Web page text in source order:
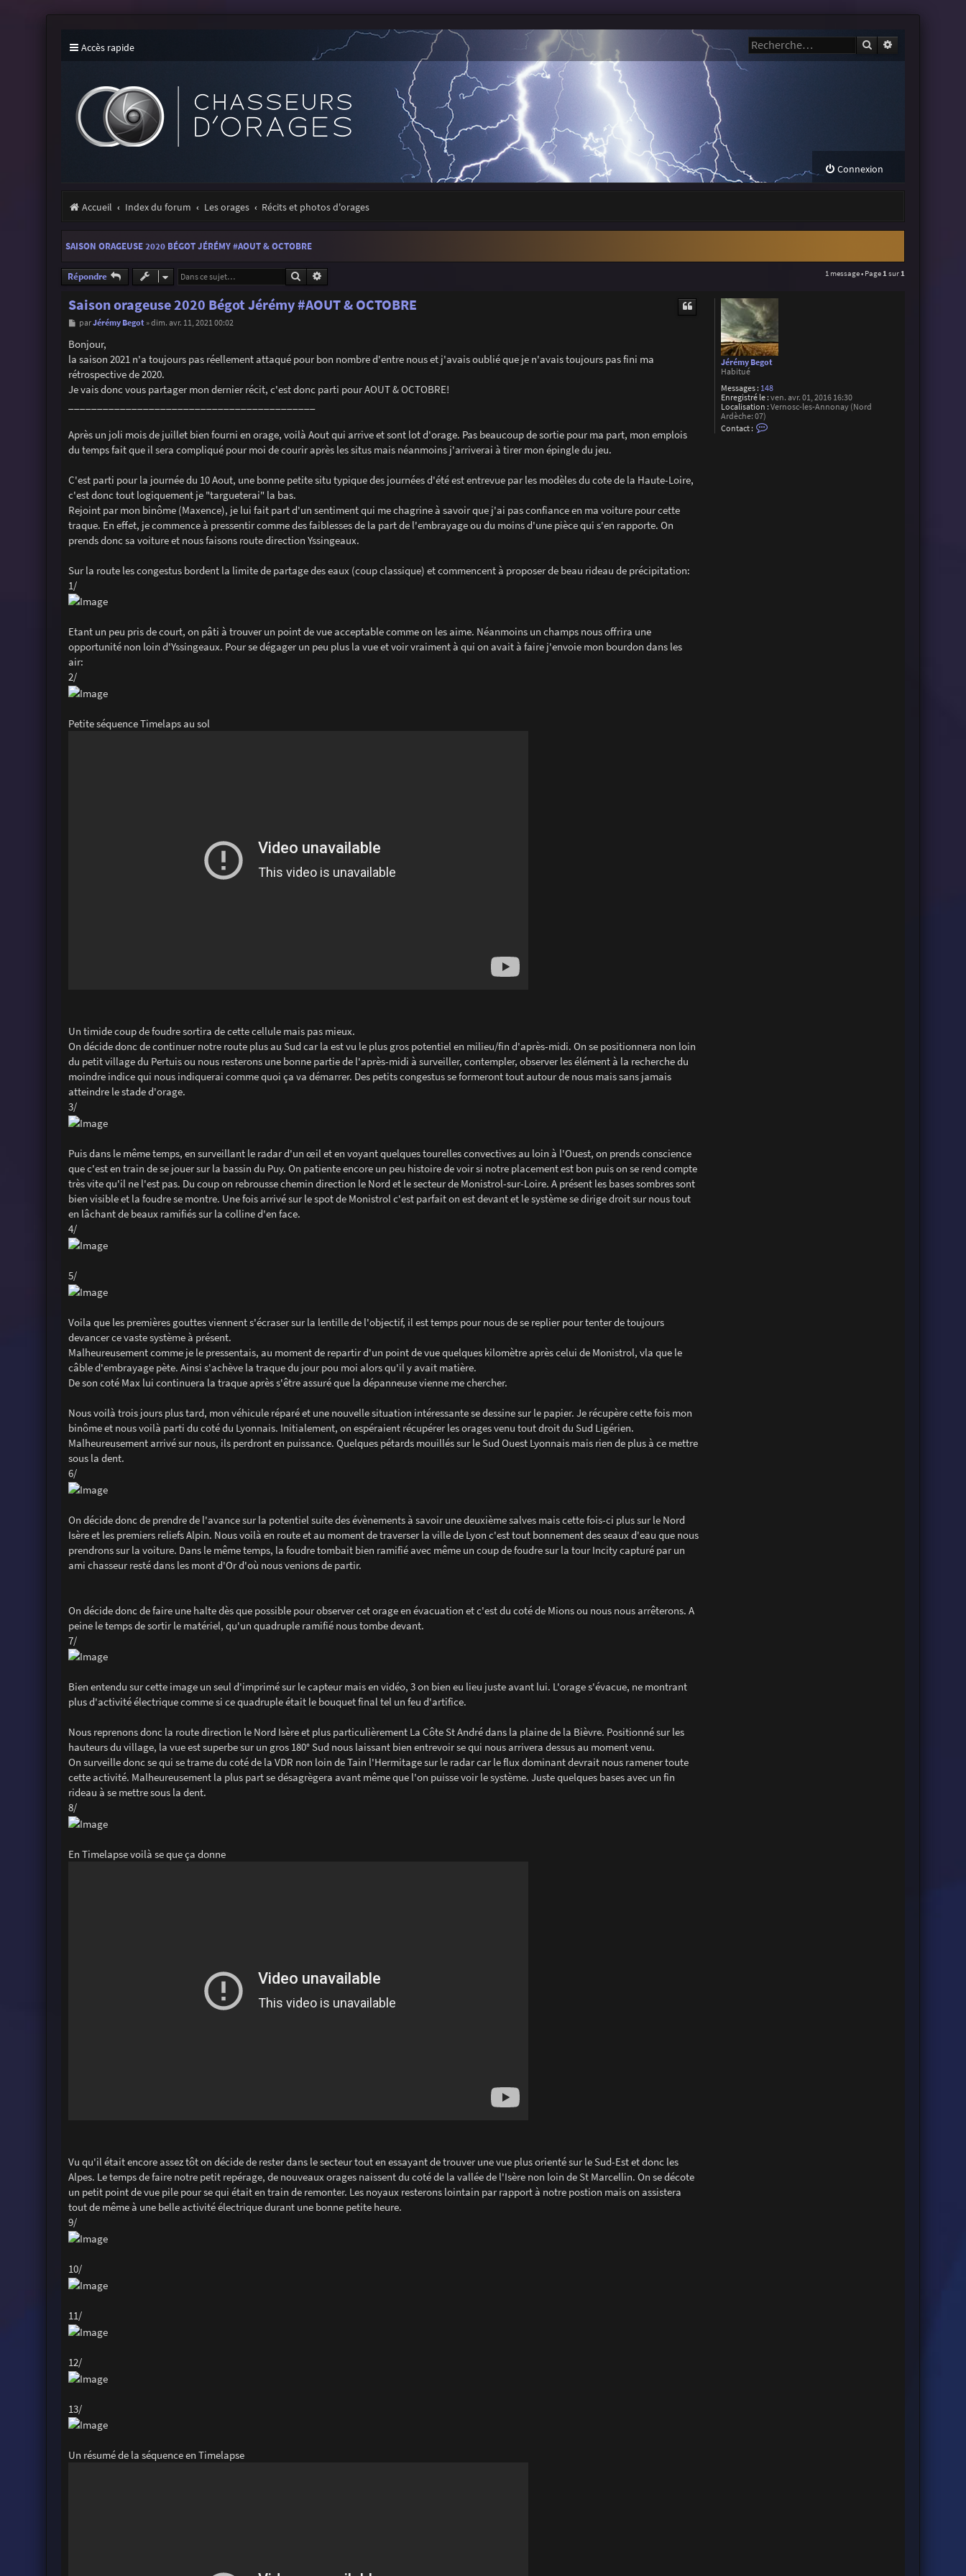
Accès rapide Rechercher
Connexion
Accueil Index du forum Les orages Récits et photos d'orages
SAISON ORAGEUSE 2020 BÉGOT JÉRÉMY #AOUT & OCTOBRE
Répondre Rechercher 1 message • Page 1 sur 1
Jérémy Begot
Habitué
Messages : 148
Enregistré le : ven. avr. 01, 2016 16:30
Localisation : Vernosc-les-Annonay (Nord
Ardèche: 07)
Contact :
Saison orageuse 2020 Bégot Jérémy #AOUT & OCTOBRE
M
s
s
a
g
e
parJérémy Begot»dim. avr. 11, 2021 00:02
Bonjour,
la saison 2021 n'a toujours pas réellement attaqué pour bon nombre d'entre nous et j'avais oublié que je n'avais toujours pas fini ma
rétrospective de 2020.
Je vais donc vous partager mon dernier récit, c'est donc parti pour AOUT & OCTOBRE!
Après un joli mois de juillet bien fourni en orage, voilà Aout qui arrive et sont lot d'orage. Pas beaucoup de sortie pour ma part, mon emplois
du temps fait que il sera compliqué pour moi de courir après les situs mais néanmoins j'arriverai à tirer mon épingle du jeu.
C'est parti pour la journée du 10 Aout, une bonne petite situ typique des journées d'été est entrevue par les modèles du cote de la Haute-Loire,
c'est donc tout logiquement je "targueterai" la bas.
Rejoint par mon binôme (Maxence), je lui fait part d'un sentiment qui me chagrine à savoir que j'ai pas confiance en ma voiture pour cette
traque. En effet, je commence à pressentir comme des faiblesses de la part de l'embrayage ou du moins d'une pièce qui s'en rapporte. On
prends donc sa voiture et nous faisons route direction Yssingeaux.
Sur la route les congestus bordent la limite de partage des eaux (coup classique) et commencent à proposer de beau rideau de précipitation:
1/
Etant un peu pris de court, on pâti à trouver un point de vue acceptable comme on les aime. Néanmoins un champs nous offrira une
opportunité non loin d'Yssingeaux. Pour se dégager un peu plus la vue et voir vraiment à qui on avait à faire j'envoie mon bourdon dans les
air:
2/
Petite séquence Timelaps au sol
Un timide coup de foudre sortira de cette cellule mais pas mieux.
On décide donc de continuer notre route plus au Sud car la est vu le plus gros potentiel en milieu/fin d'après-midi. On se positionnera non loin
du petit village du Pertuis ou nous resterons une bonne partie de l'après-midi à surveiller, contempler, observer les élément à la recherche du
moindre indice qui nous indiquerai comme quoi ça va démarrer. Des petits congestus se formeront tout autour de nous mais sans jamais
atteindre le stade d'orage.
3/
Puis dans le même temps, en surveillant le radar d'un œil et en voyant quelques tourelles convectives au loin à l'Ouest, on prends conscience
que c'est en train de se jouer sur la bassin du Puy. On patiente encore un peu histoire de voir si notre placement est bon puis on se rend compte
très vite qu'il ne l'est pas. Du coup on rebrousse chemin direction le Nord et le secteur de Monistrol-sur-Loire. A présent les bases sombres sont
bien visible et la foudre se montre. Une fois arrivé sur le spot de Monistrol c'est parfait on est devant et le système se dirige droit sur nous tout
en lâchant de beaux ramifiés sur la colline d'en face.
4/
5/
Voila que les premières gouttes viennent s'écraser sur la lentille de l'objectif, il est temps pour nous de se replier pour tenter de toujours
devancer ce vaste système à présent.
Malheureusement comme je le pressentais, au moment de repartir d'un point de vue quelques kilomètre après celui de Monistrol, vla que le
câble d'embrayage pète. Ainsi s'achève la traque du jour pou moi alors qu'il y avait matière.
De son coté Max lui continuera la traque après s'être assuré que la dépanneuse vienne me chercher.
Nous voilà trois jours plus tard, mon véhicule réparé et une nouvelle situation intéressante se dessine sur le papier. Je récupère cette fois mon
binôme et nous voilà parti du coté du Lyonnais. Initialement, on espéraient récupérer les orages venu tout droit du Sud Ligérien.
Malheureusement arrivé sur nous, ils perdront en puissance. Quelques pétards mouillés sur le Sud Ouest Lyonnais mais rien de plus à ce mettre
sous la dent.
6/
On décide donc de prendre de l'avance sur la potentiel suite des évènements à savoir une deuxième salves mais cette fois-ci plus sur le Nord
Isère et les premiers reliefs Alpin. Nous voilà en route et au moment de traverser la ville de Lyon c'est tout bonnement des seaux d'eau que nous
prendrons sur la voiture. Dans le même temps, la foudre tombait bien ramifié avec même un coup de foudre sur la tour Incity capturé par un
ami chasseur resté dans les mont d'Or d'où nous venions de partir.
On décide donc de faire une halte dès que possible pour observer cet orage en évacuation et c'est du coté de Mions ou nous nous arrêterons. A
peine le temps de sortir le matériel, qu'un quadruple ramifié nous tombe devant.
7/
Bien entendu sur cette image un seul d'imprimé sur le capteur mais en vidéo, 3 on bien eu lieu juste avant lui. L'orage s'évacue, ne montrant
plus d'activité électrique comme si ce quadruple était le bouquet final tel un feu d'artifice.
Nous reprenons donc la route direction le Nord Isère et plus particulièrement La Côte St André dans la plaine de la Bièvre. Positionné sur les
hauteurs du village, la vue est superbe sur un gros 180° Sud nous laissant bien entrevoir se qui nous arrivera dessus au moment venu.
On surveille donc se qui se trame du coté de la VDR non loin de Tain l'Hermitage sur le radar car le flux dominant devrait nous ramener toute
cette activité. Malheureusement la plus part se désagrègera avant même que l'on puisse voir le système. Juste quelques bases avec un fin
rideau à se mettre sous la dent.
8/
En Timelapse voilà se que ça donne
Vu qu'il était encore assez tôt on décide de rester dans le secteur tout en essayant de trouver une vue plus orienté sur le Sud-Est et donc les
Alpes. Le temps de faire notre petit repérage, de nouveaux orages naissent du coté de la vallée de l'Isère non loin de St Marcellin. On se décote
un petit point de vue pile pour se qui était en train de remonter. Les noyaux resterons lointain par rapport à notre postion mais on assistera
tout de même à une belle activité électrique durant une bonne petite heure.
9/
10/
11/
12/
13/
Un résumé de la séquence en Timelapse